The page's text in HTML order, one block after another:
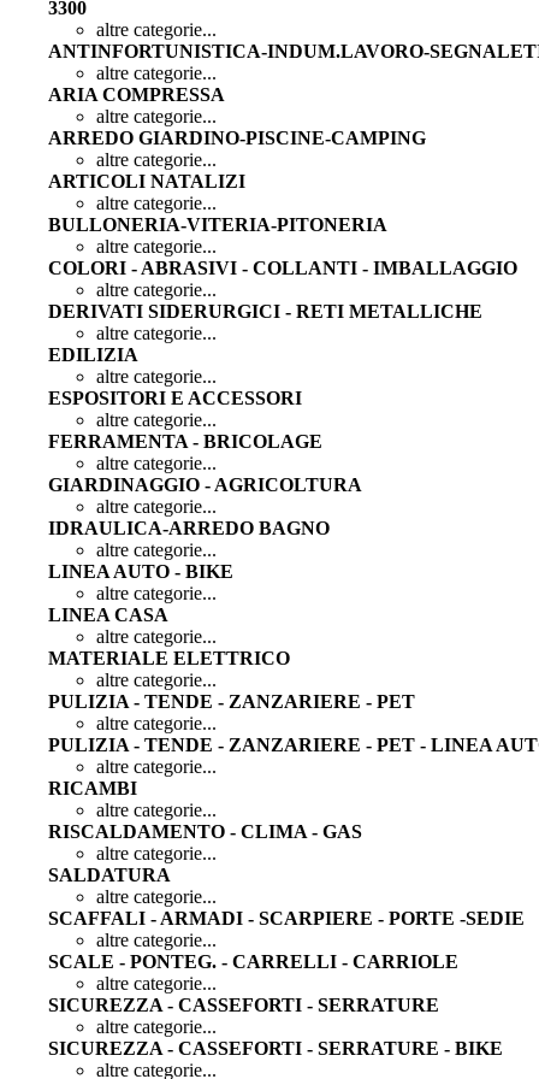
3300
altre categorie...
ANTINFORTUNISTICA-INDUM.LAVORO-
altre categorie...
ARIA COMPRESSA
altre categorie...
ARREDO GIARDINO-PISCINE-CAMPING
altre categorie...
ARTICOLI NATALIZI
altre categorie...
BULLONERIA-VITERIA-PITONERIA
altre categorie...
COLORI - ABRASIVI - COLLANTI - IMBALLAGGIO
altre categorie...
DERIVATI SIDERURGICI - RETI METALLICHE
altre categorie...
EDILIZIA
altre categorie...
ESPOSITORI E ACCESSORI
altre categorie...
FERRAMENTA - BRICOLAGE
altre categorie...
GIARDINAGGIO - AGRICOLTURA
altre categorie...
IDRAULICA-ARREDO BAGNO
altre categorie...
LINEA AUTO - BIKE
altre categorie...
LINEA CASA
altre categorie...
MATERIALE ELETTRICO
altre categorie...
PULIZIA - TENDE - ZANZARIERE - PET
altre categorie...
PULIZIA - TENDE - ZANZARIERE - PET - LINEA
altre categorie...
RICAMBI
altre categorie...
RISCALDAMENTO - CLIMA - GAS
altre categorie...
SALDATURA
altre categorie...
SCAFFALI - ARMADI - SCARPIERE - PORTE -SEDIE
altre categorie...
SCALE - PONTEG. - CARRELLI - CARRIOLE
altre categorie...
SICUREZZA - CASSEFORTI - SERRATURE
altre categorie...
SICUREZZA - CASSEFORTI - SERRATURE - BIKE
altre categorie...